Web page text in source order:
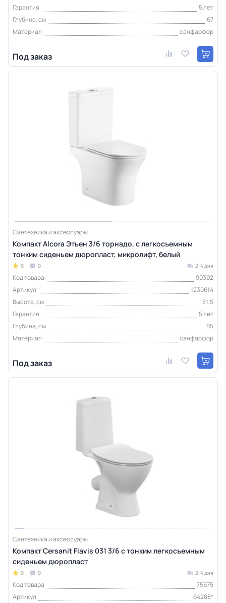
Гарантия
5 лет
Глубина, см
67
Материал
санфарфор
Под заказ
Сантехника и аксессуары
Компакт Alcora Этьен 3/6 торнадо, с легкосъемным
тонким сиденьем дюропласт, микролифт, белый
0 0 2-4 дня
Код товара
90392
Артикул
1230614
Высота, см
81,5
Гарантия
5 лет
Глубина, см
65
Материал
санфарфор
Под заказ
Сантехника и аксессуары
Компакт Cersanit Flavis 031 3/6 с тонким легкосъемным
сиденьем дюропласт
0 0 2-4 дня
Код товара
75675
Артикул
64288*